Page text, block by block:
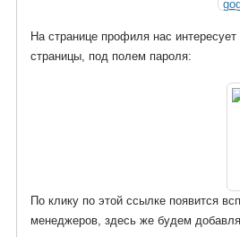
На странице профиля нас
страницы, под полем пароля:
По клику по этой ссылке появится
менеджеров, здесь же будем